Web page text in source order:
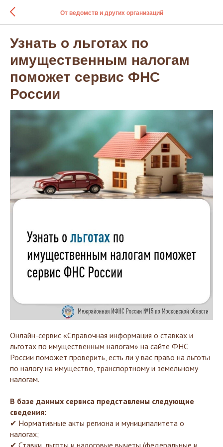
От ведомств и других организаций
Узнать о льготах по
имущественным налогам
поможет сервис ФНС
России
Онлайн-сервис «Справочная информация о ставках и
льготах по имущественным налогам» на сайте ФНС
России поможет проверить, есть ли у вас право на льготы
по налогу на имущество, транспортному и земельному
налогам.
В базе данных сервиса представлены следующие
сведения:
✔ Нормативные акты региона и муниципалитета о
налогах;